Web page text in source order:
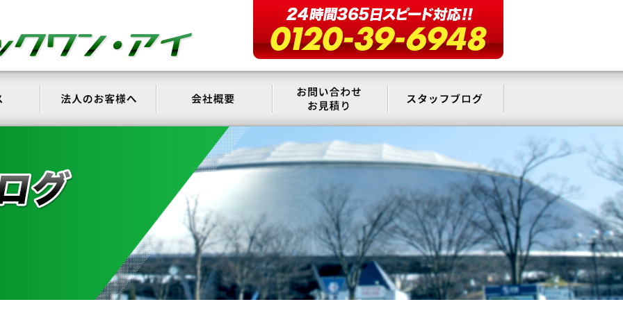
サービス 法人のお客様へ 会社概要 お問い合わせ・お見積もりスタッフブログ